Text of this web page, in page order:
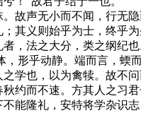
声无小而不闻，行无隐
义则始乎为士，终乎为
，法之大分，类之纲纪
形乎动静。端而言，
学也，以为禽犊。故不
而不速。方其人之习君
隆礼，安特将学杂识志